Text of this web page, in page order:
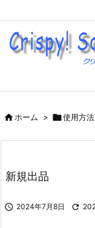
ホーム > 使用方法
新規出品
 2024年7月8日 